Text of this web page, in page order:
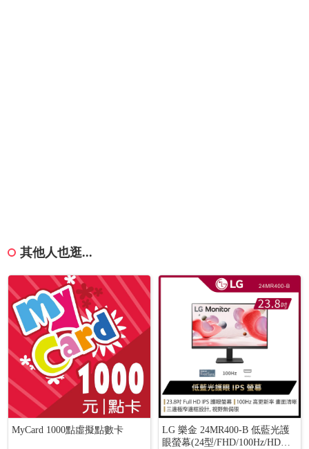
其他人也逛...
MyCard 1000點虛擬點數卡
LG 樂金 24MR400-B 低藍光護
眼螢幕(24型/FHD/100Hz/HDMI/